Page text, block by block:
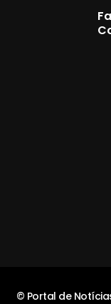
© Portal de